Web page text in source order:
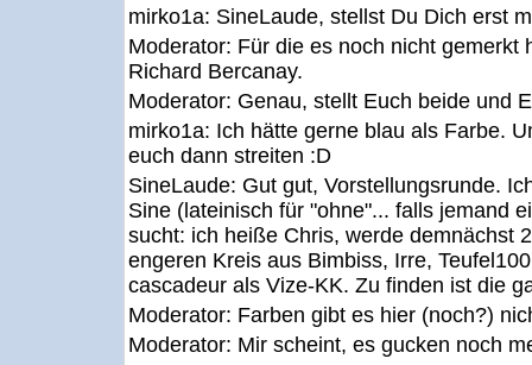
mirko1a: SineLaude, stellst Du Dich erst
Moderator: Für die es noch nicht gemerkt
Richard Bercanay.
Moderator: Genau, stellt Euch beide und
mirko1a: Ich hätte gerne blau als Farbe.
euch dann streiten :D
SineLaude: Gut gut, Vorstellungsrunde.
Sine (lateinisch für "ohne"... falls jemand
sucht: ich heiße Chris, werde demnächst
engeren Kreis aus Bimbiss, Irre,
cascadeur als Vize-KK. Zu finden ist die
Moderator: Farben gibt es hier (noch?)
Moderator: Mir scheint, es gucken noch